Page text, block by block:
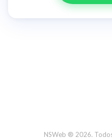
NSWeb ® 2026.